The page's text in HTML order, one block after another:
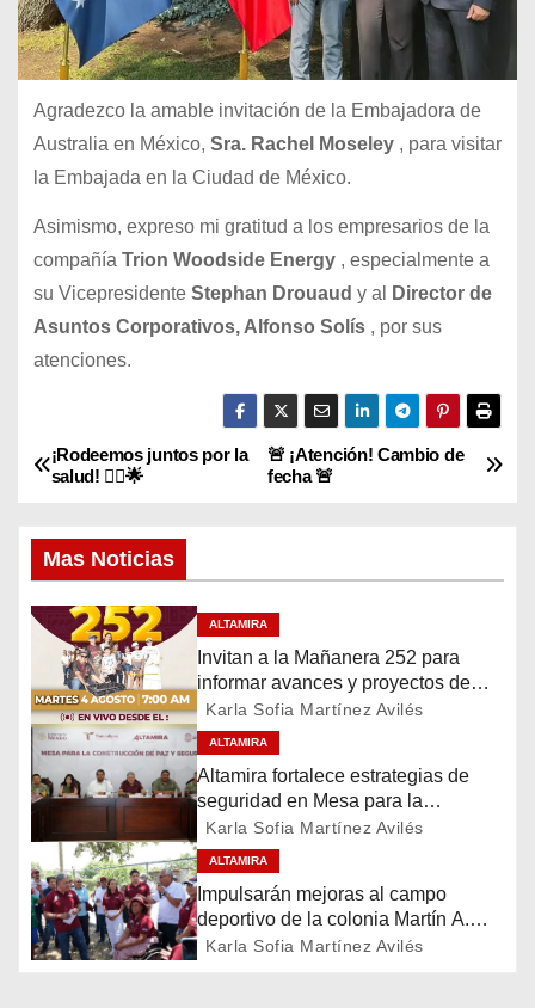
Agradezco la amable invitación de la Embajadora de
Australia en México, Sra. Rachel Moseley, para visitar
la Embajada en la Ciudad de México.
Asimismo, expreso mi gratitud a los empresarios de la
compañía Trion Woodside Energy, especialmente a
su Vicepresidente Stephan Drouaud y al
Director de
Asuntos Corporativos, Alfonso Solís, por sus
atenciones.
N
v
e
a
c
i
ó
n
d
🚨 ¡Atención! Cambio de
fecha 🚨
¡Rodeemos juntos por la
salud! 🚴‍♂️🌟
Mas Noticias
ALTAMIRA
Invitan a la Mañanera 252 para
informar avances y proyectos de
Altamira
Karla Sofia Martínez Avilés
ALTAMIRA
Altamira fortalece estrategias de
seguridad en Mesa para la
Construcción de Paz
Karla Sofia Martínez Avilés
ALTAMIRA
Impulsarán mejoras al campo
deportivo de la colonia Martín A.
Martínez
Karla Sofia Martínez Avilés